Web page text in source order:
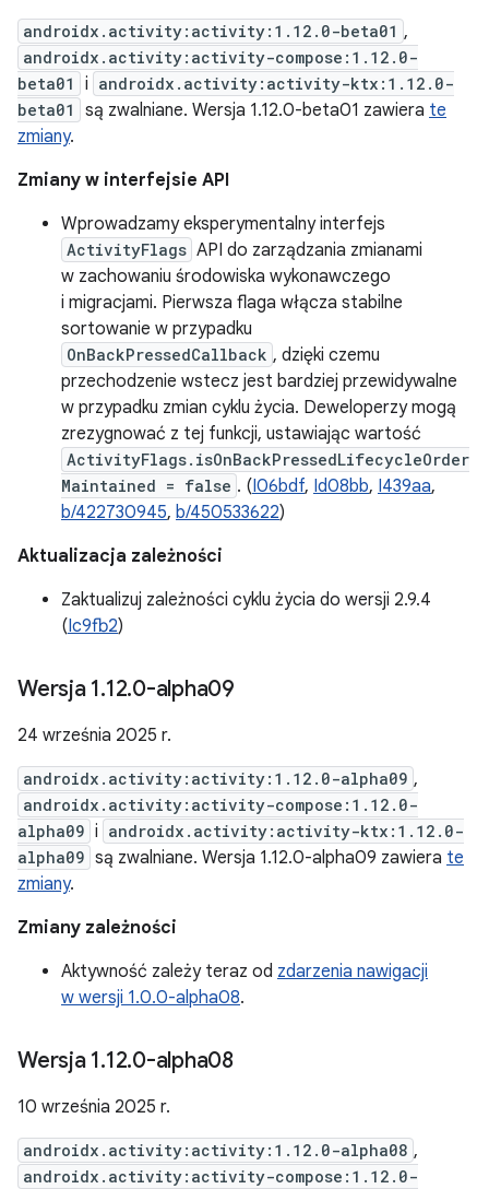
androidx.activity:activity:1.12.0-beta01 ,
androidx.activity:activity-compose:1.12.0-
beta01
i androidx.activity:activity-ktx:1.12.0-
beta01
są zwalniane. Wersja 1.12.0-beta01 zawiera te
zmiany.
Zmiany w interfejsie API
Wprowadzamy eksperymentalny interfejs
ActivityFlags API do zarządzania zmianami
w zachowaniu środowiska wykonawczego
i migracjami. Pierwsza flaga włącza stabilne
sortowanie w przypadku
OnBackPressedCallback , dzięki czemu
przechodzenie wstecz jest bardziej przewidywalne
w przypadku zmian cyklu życia. Deweloperzy mogą
zrezygnować z tej funkcji, ustawiając wartość
ActivityFlags.isOnBackPressedLifecycleOrder
Maintained = false . (I06bdf, Id08bb, I439aa,
b/422730945, b/450533622)
Aktualizacja zależności
Zaktualizuj zależności cyklu życia do wersji 2.9.4
(Ic9fb2)
Wersja 1.12.0-alpha09
24 września 2025 r.
androidx.activity:activity:1.12.0-alpha09 ,
androidx.activity:activity-compose:1.12.0-
alpha09 i androidx.activity:activity-ktx:1.12.0-
alpha09 są zwalniane. Wersja 1.12.0-alpha09 zawiera te
zmiany.
Zmiany zależności
Aktywność zależy teraz od zdarzenia nawigacji
w wersji 1.0.0-alpha08.
Wersja 1.12.0-alpha08
10 września 2025 r.
androidx.activity:activity:1.12.0-alpha08 ,
androidx.activity:activity-compose:1.12.0-